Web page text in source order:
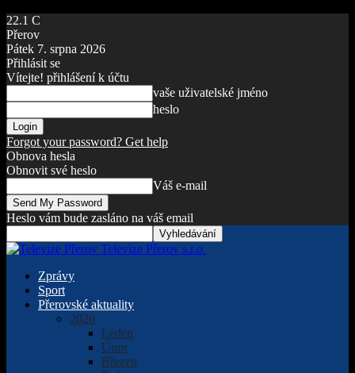
22.1 C
Přerov
Pátek 7. srpna 2026
Přihlásit se
Vítejte! přihlášení k účtu
vaše uživatelské jméno
heslo
Forgot your password? Get help
Obnova hesla
Obnovit své heslo
Váš e-mail
Heslo vám bude zasláno na váš email
Televize Přerov s.r.o.
Zprávy
Sport
Přerovské aktuality
2026
Leden
Únor
Březen